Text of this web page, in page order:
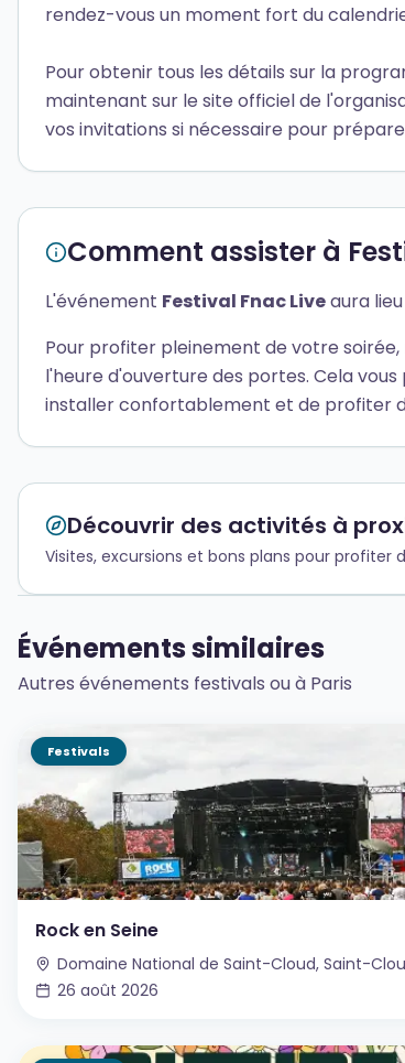
rendez-vous un moment fort du
Pour obtenir tous les détails sur la
maintenant sur le site officiel de
vos invitations si nécessaire pour
Comment assister à
L'événement Festival Fnac Liveaura
Pour profiter pleinement de votre
l'heure d'ouverture des portes. Cela
installer confortablement et de profiter
Découvrir des activités à
Visites, excursions et bons plans pour profiter
Événements similaires
Autres événements festivals ou à Paris
Festivals
Rock en Seine
26 août 2026